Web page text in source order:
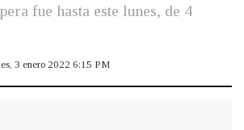
fue hasta este lunes, de 4
3 enero 2022 6:15 PM